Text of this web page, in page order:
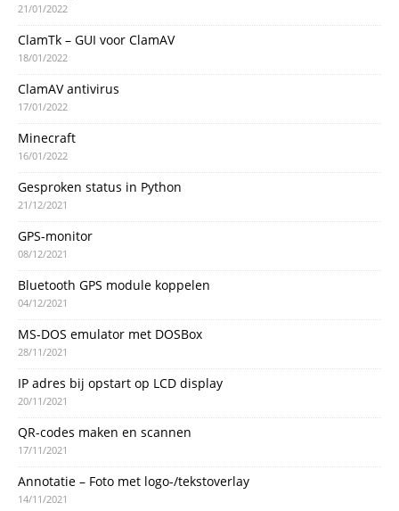
21/01/2022
ClamTk – GUI voor ClamAV
18/01/2022
ClamAV antivirus
17/01/2022
Minecraft
16/01/2022
Gesproken status in Python
21/12/2021
GPS-monitor
08/12/2021
Bluetooth GPS module koppelen
04/12/2021
MS-DOS emulator met DOSBox
28/11/2021
IP adres bij opstart op LCD display
20/11/2021
QR-codes maken en scannen
17/11/2021
Annotatie – Foto met logo-/tekstoverlay
14/11/2021